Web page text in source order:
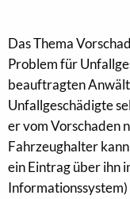
Das Thema
Problem für
beauftragten
Unfallgeschädigte
er vom Vorschaden
Fahrzeughalter
ein Eintrag über ihn